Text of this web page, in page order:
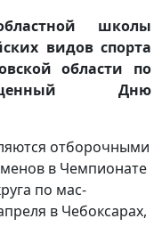
школы
видов спорта
области по
Дню
отборочными
в Чемпионате
по мас-
в Чебоксарах,